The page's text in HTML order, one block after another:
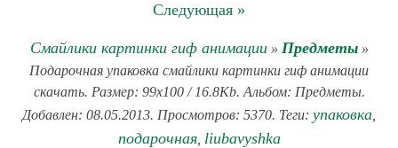
Следующая »
Смайлики картинки гиф анимации» Предметы»
Подарочная упаковка смайлики картинки гиф анимации
скачать. Размер: 99x100 / 16.8Kb. Альбом: Предметы.
Добавлен: 08.05.2013. Просмотров: 5370. Теги: упаковка
подарочная, liubavyshka